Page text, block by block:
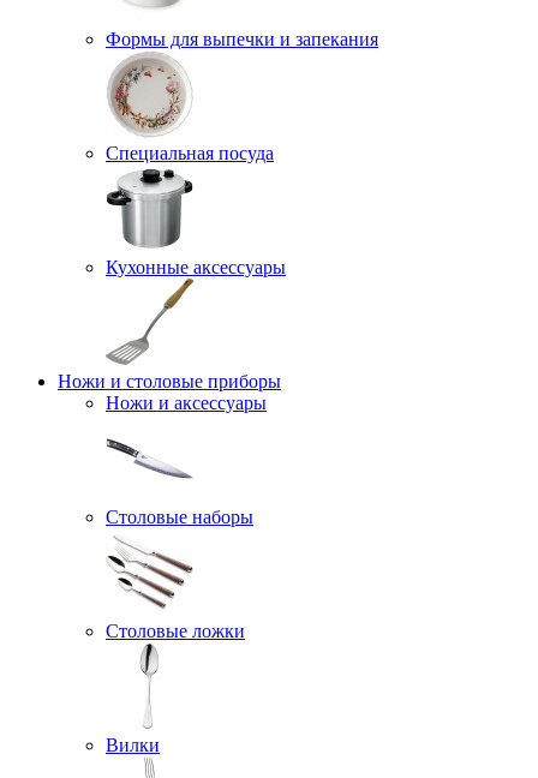
Формы для выпечки и запекания
Специальная посуда
Кухонные аксессуары
Ножи и столовые приборы
Ножи и аксессуары
Столовые наборы
Столовые ложки
Вилки